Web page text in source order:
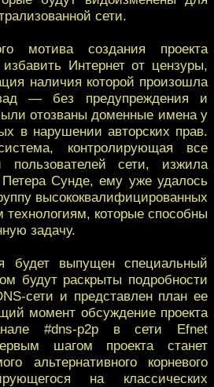
сети.
мотива создания проекта
Интернет от цензуры,
наличия которой произошла
— без предупреждения и
отозваны доменные имена у
в нарушении авторских прав.
контролирующая все
пользователей сети, изжила
Сунде, ему уже удалось
высококвалифицированных
технологиям, которые способны
задачу.
будет выпущен специальный
будут раскрыты подробности
сети и представлен план ее
момент обсуждение проекта
#dns-p2p в сети Efnet
шагом проекта станет
альтернативного корневого
на классических